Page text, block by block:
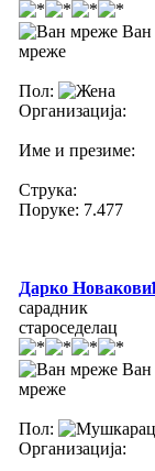
Ван
мреже
Пол:
Организација:
Име и презиме:
Струка:
Поруке: 7.477
Дарко
сарадник
староседелац
Ван
мреже
Пол:
Организација: